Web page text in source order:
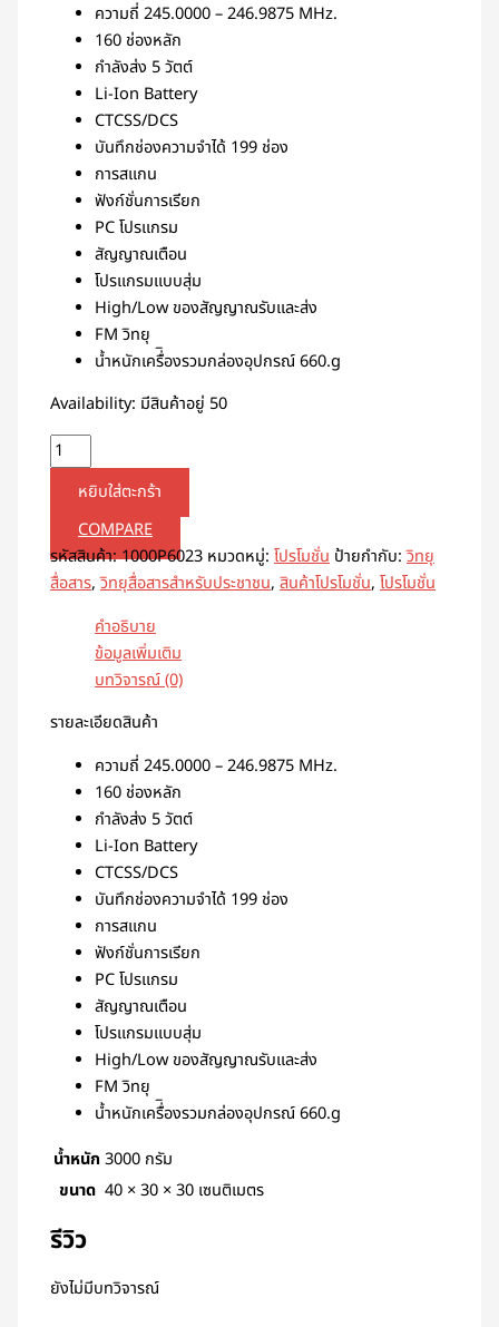
ความถี่ 245.0000 – 246.9875 MHz.
160 ช่องหลัก
กำลังส่ง 5 วัตต์
Li-Ion Battery
CTCSS/DCS
บันทึกช่องความจำได้ 199 ช่อง
การสแกน
ฟังก์ชั่นการเรียก
PC โปรแกรม
สัญญาณเตือน
โปรแกรมแบบสุ่ม
High/Low ของสัญญาณรับและส่ง
FM วิทยุ
น้ำหนักเครื่ิองรวมกล่องอุปกรณ์ 660.g
Availability: มีสินค้าอยู่ 50
หยิบใส่ตะกร้า
COMPARE
รหัสสินค้า:1000P6023 หมวดหมู่:โปรโมชั่น ป้ายกำกับ:วิทยุ
สื่อสาร,วิทยุสื่อสารสำหรับประชาชน,สินค้าโปรโมชั่น,โปรโมชั่น
คำอธิบาย
ข้อมูลเพิ่มเติม
บทวิจารณ์ (0)
รายละเอียดสินค้า
ความถี่ 245.0000 – 246.9875 MHz.
160 ช่องหลัก
กำลังส่ง 5 วัตต์
Li-Ion Battery
CTCSS/DCS
บันทึกช่องความจำได้ 199 ช่อง
การสแกน
ฟังก์ชั่นการเรียก
PC โปรแกรม
สัญญาณเตือน
โปรแกรมแบบสุ่ม
High/Low ของสัญญาณรับและส่ง
FM วิทยุ
น้ำหนักเครื่ิองรวมกล่องอุปกรณ์ 660.g
น้ำหนัก 3000 กรัม
ขนาด 40 × 30 × 30 เซนติเมตร
รีวิว
ยังไม่มีบทวิจารณ์